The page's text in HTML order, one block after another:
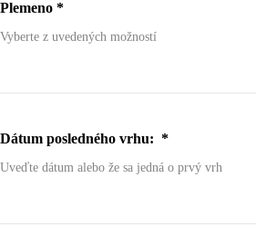
Plemeno *
Vyberte z uvedených možností
Dátum posledného vrhu: *
Uveďte dátum alebo že sa jedná o prvý vrh